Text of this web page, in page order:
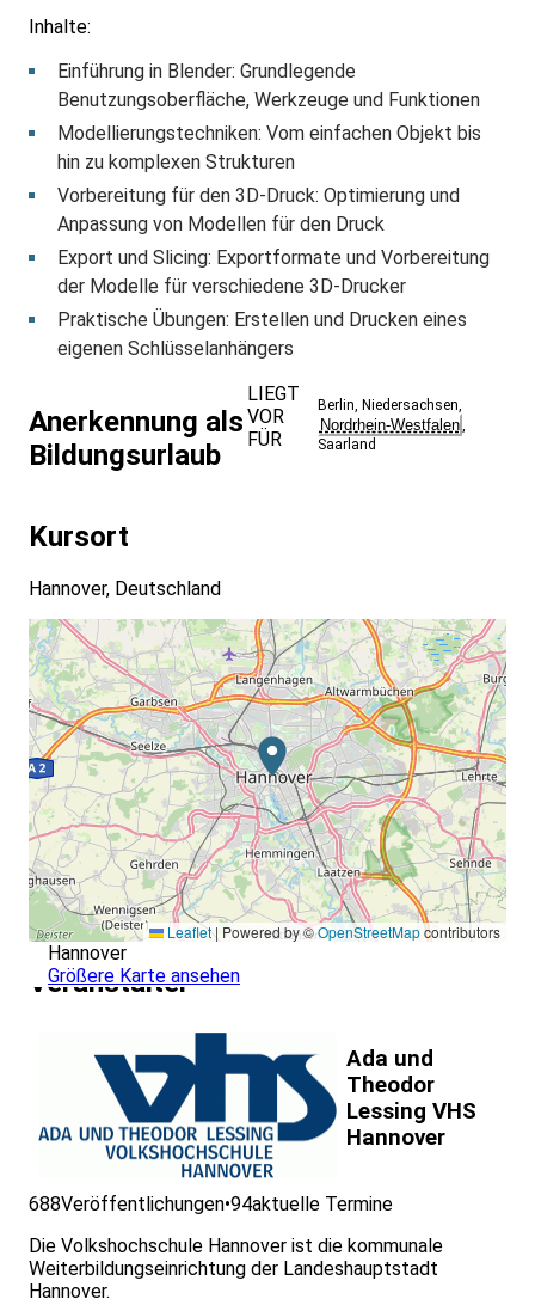
Inhalte:
Einführung in Blender: Grundlegende
Benutzungsoberfläche, Werkzeuge und Funktionen
Modellierungstechniken: Vom einfachen Objekt bis
hin zu komplexen Strukturen
Vorbereitung für den 3D-Druck: Optimierung und
Anpassung von Modellen für den Druck
Export und Slicing: Exportformate und Vorbereitung
der Modelle für verschiedene 3D-Drucker
Praktische Übungen: Erstellen und Drucken eines
eigenen Schlüsselanhängers
Anerkennung als
Bildungsurlaub
LIEGT
VOR
FÜR
Berlin Niedersachsen
Nordrhein-Westfalen
Saarland
Kursort
Hannover, Deutschland
Leaflet | Powered by ©OpenStreetMapcontributors
Hannover
Größere Karte ansehen
Veranstalter
Ada und
Theodor
Lessing VHS
Hannover
688Veröffentlichungen•94aktuelle Termine
Die Volkshochschule Hannover ist die kommunale
Weiterbildungseinrichtung der Landeshauptstadt
Hannover.